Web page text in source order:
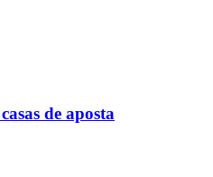
de aposta